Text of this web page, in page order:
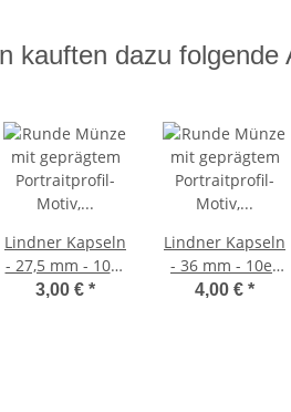
kauften dazu folgende
Lindner Kapseln
- 27,5 mm - 10er
Pack
3,00 € *
Lindner Kapseln
- 36 mm - 10er
Pack
4,00 € *